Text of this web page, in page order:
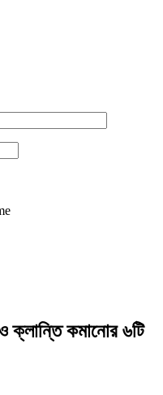
ক্লান্তি কমানোর ৬টি